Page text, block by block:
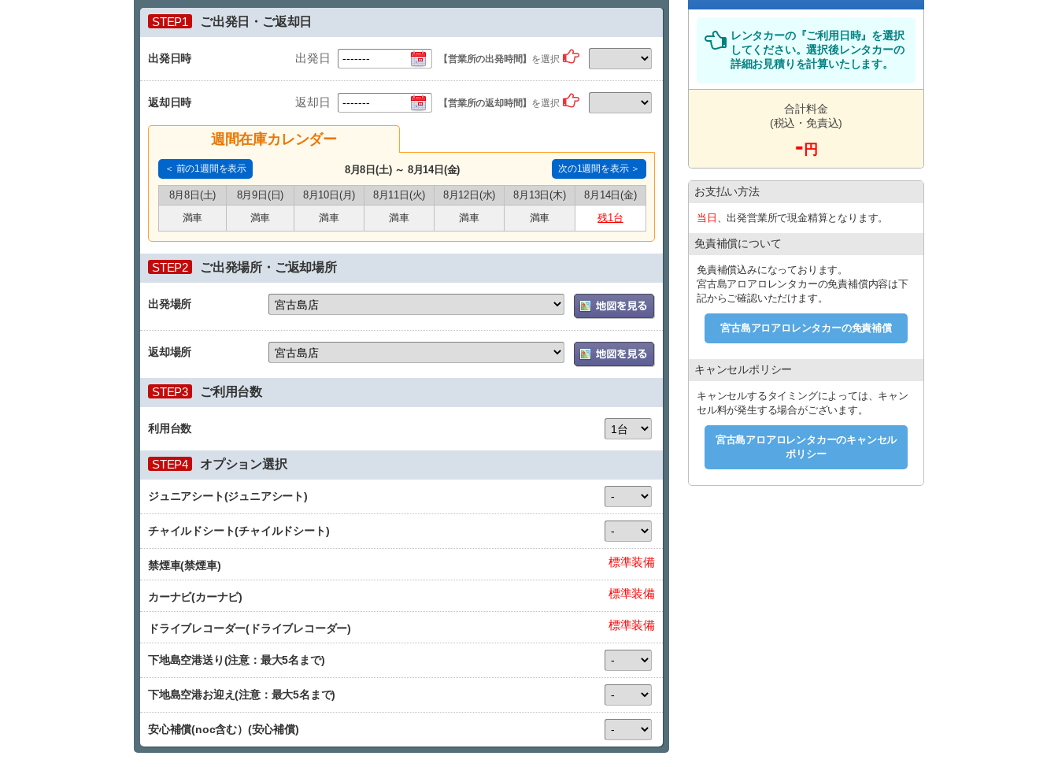
STEP1 ご出発日・ご返却日
出発日時 出発日 【営業所の出発時間】 を選択
返却日時 返却日 【営業所の返却時間】 を選択
週間在庫カレンダー
＜ 前の1週間を表示 次の1週間を表示 ＞
8月8日(土) ～ 8月14日(金)
8月8日(土) 8月9日(日) 8月10日(月) 8月11日(火) 8月12日(水) 8月13日(木)
8月14日(金)
満車
満車 満車 満車 満車 満車 残1台
STEP2 ご出発場所・ご返却場所
出発場所
返却場所
STEP3 ご利用台数
利用台数
STEP4 オプション選択
ジュニアシート(ジュニアシート)
チャイルドシート(チャイルドシート)
禁煙車(禁煙車) 標準装備
カーナビ(カーナビ) 標準装備
ドライブレコーダー(ドライブレコーダー) 標準装備
下地島空港送り(注意：最大5名まで)
下地島空港お迎え(注意：最大5名まで)
安心補償(noc含む）(安心補償)
レンタカーの『ご利用日時』を選択
してください。選択後レンタカーの
詳細お見積りを計算いたします。
合計料金
(税込・免責込)
- 円
お支払い方法
当日 、出発営業所で現金精算となります。
免責補償について
免責補償込みになっております。
宮古島アロアロレンタカーの免責補償内容は下
記からご確認いただけます。
宮古島アロアロレンタカーの免責補償
キャンセルポリシー
キャンセルするタイミングによっては、キャン
セル料が発生する場合がございます。
宮古島アロアロレンタカーのキャンセル
ポリシー